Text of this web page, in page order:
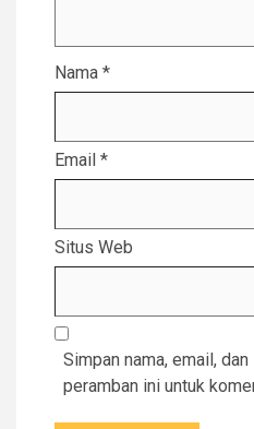
Nama *
Email *
Situs Web
Simpan nama, email,
peramban ini untuk